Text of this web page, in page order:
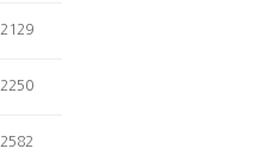
2129
2250
2582